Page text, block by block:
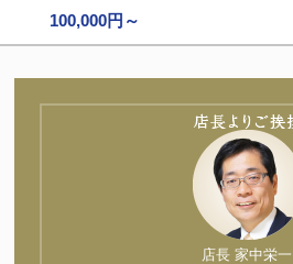
100,000円～
店長 家中栄一